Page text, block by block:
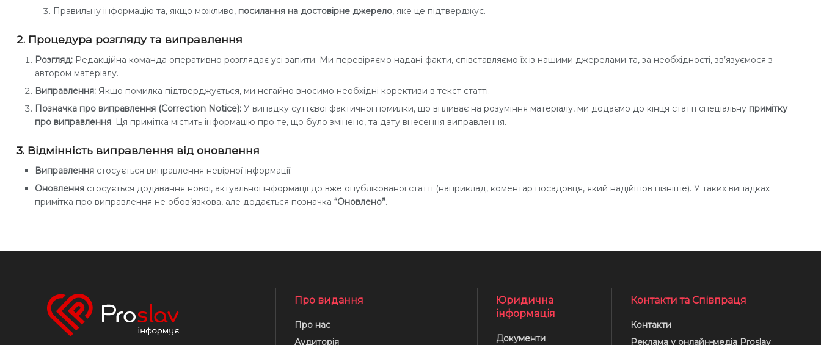
Правильну інформацію та, якщо можливо, посилання на достовірне джерело, яке це підтверджує.
2. Процедура розгляду та виправлення
Розгляд: Редакційна команда оперативно розглядає усі запити. Ми перевіряємо надані факти, співставляємо їх із нашими джерелами та, за необхідності, зв’язуємося з
автором матеріалу.
Виправлення: Якщо помилка підтверджується, ми негайно вносимо необхідні корективи в текст статті.
Позначка про виправлення (Correction Notice): У випадку суттєвої фактичної помилки, що впливає на розуміння матеріалу, ми додаємо до кінця статті спеціальну примітку
про виправлення. Ця примітка містить інформацію про те, що було змінено, та дату внесення виправлення.
3. Відмінність виправлення від оновлення
Виправлення стосується виправлення невірної інформації.
Оновлення стосується додавання нової, актуальної інформації до вже опублікованої статті (наприклад, коментар посадовця, який надійшов пізніше). У таких випадках
примітка про виправлення не обов’язкова, але додається позначка “Оновлено”.
Про видання
Про нас
Аудиторія
Юридична
інформація
Документи
Контакти та Співпраця
Контакти
Реклама у онлайн-медіа Proslav